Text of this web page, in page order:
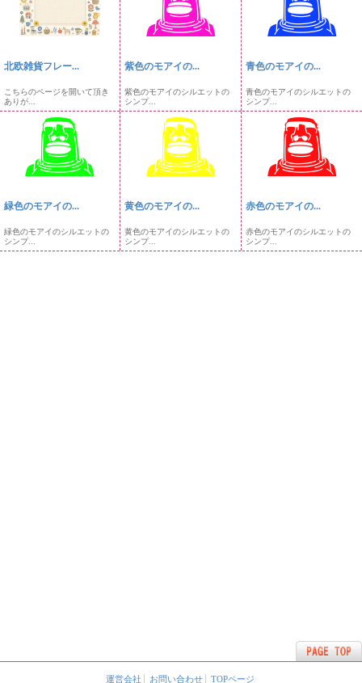
北欧雑貨フレー...
こちらのページを開いて頂き
ありが...
紫色のモアイの...
紫色のモアイのシルエットの
シンプ...
青色のモアイの...
青色のモアイのシルエットの
シンプ...
緑色のモアイの...
緑色のモアイのシルエットの
シンプ...
黄色のモアイの...
黄色のモアイのシルエットの
シンプ...
赤色のモアイの...
赤色のモアイのシルエットの
シンプ...
運営会社 お問い合わせ TOPページ